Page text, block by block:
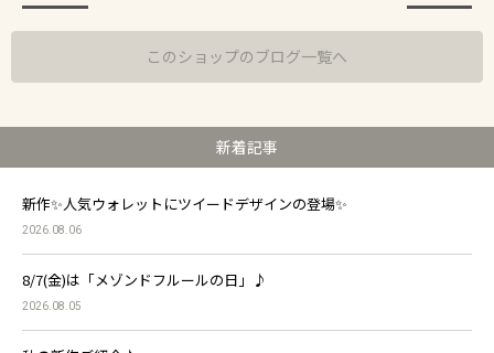
このショップのブログ一覧へ
新着記事
新作✨人気ウォレットにツイードデザインの登場✨
2026.08.06
8/7(金)は「メゾンドフルールの日」♪
2026.08.05